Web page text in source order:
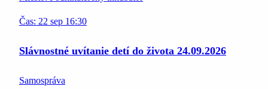
Čas: 22 sep 16:30
Slávnostné uvítanie detí do života 24.09.2026
Samospráva